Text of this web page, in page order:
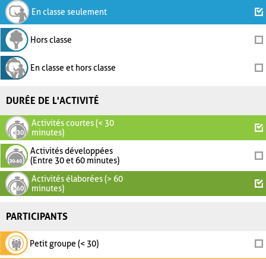
En classe seulement
Hors classe
En classe et hors classe
DURÉE DE L'ACTIVITÉ
Activités courtes (< 30
minutes)
Activités développées
(Entre 30 et 60 minutes)
Activités élaborées (> 60
minutes)
PARTICIPANTS
Petit groupe (< 30)